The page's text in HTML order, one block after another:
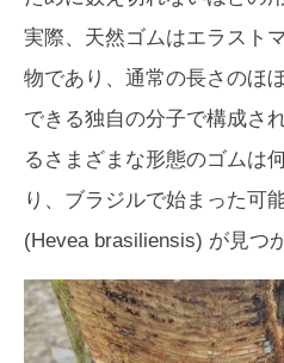
実際、天然ゴムはエラスト
物であり、通常の長さのほ
できる独自の分子で構成さ
るさまざまな形態のゴムは
り、ブラジルで始まった可
(Hevea brasiliensis) が見つ